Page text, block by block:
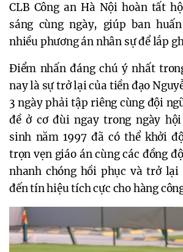
CLB Công an Hà Nội hoàn tất
sáng cùng ngày, giúp ban
nhiều phương án nhân sự để lắp
Điểm nhấn đáng chú ý nhất
nay là sự trở lại của tiền đạo
3 ngày phải tập riêng cùng đội
đề ở cơ đùi ngay trong ngày
sinh năm 1997 đã có thể khởi
trọn vẹn giáo án cùng các đồng
nhanh chóng hồi phục và trở lại
đến tín hiệu tích cực cho hàng